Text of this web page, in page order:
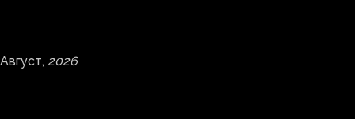
Август, 2026